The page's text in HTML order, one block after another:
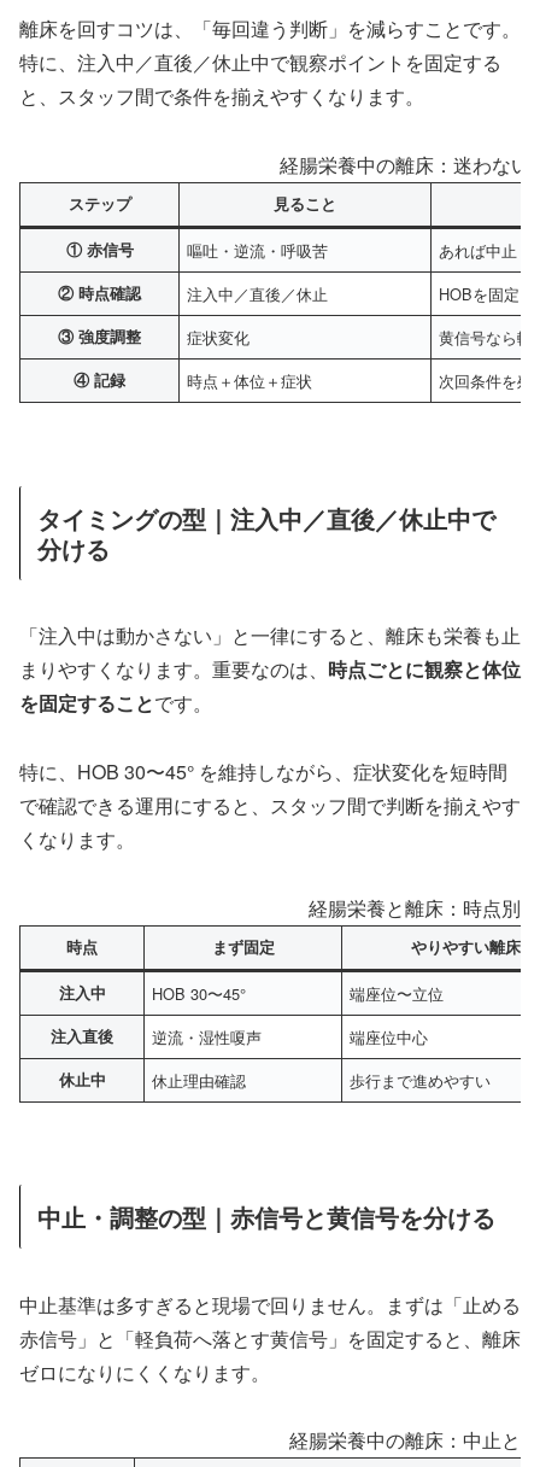
離床を回すコツは、「毎回違う判断」を減らすことです。
特に、注入中／直後／休止中で観察ポイントを固定する
と、スタッフ間で条件を揃えやすくなります。
経腸栄養中の離床：迷わない
ステップ 見ること
① 赤信号 嘔吐・逆流・呼吸苦 あれば中止
② 時点確認 注入中／直後／休止 HOBを固定
③ 強度調整 症状変化 黄信号なら軽
④ 記録 時点＋体位＋症状 次回条件を残
タイミングの型｜注入中／直後／休止中で
分ける
「注入中は動かさない」と一律にすると、離床も栄養も止
まりやすくなります。重要なのは、 時点ごとに観察と体位
を固定することです。
特に、HOB 30〜45° を維持しながら、症状変化を短時間
で確認できる運用にすると、スタッフ間で判断を揃えやす
くなります。
経腸栄養と離床：時点別
時点 まず固定 やりやすい離床
注入中 HOB 30〜45° 端座位〜立位
注入直後 逆流・湿性嗄声 端座位中心
休止中 休止理由確認 歩行まで進めやすい
中止・調整の型｜赤信号と黄信号を分ける
中止基準は多すぎると現場で回りません。まずは「止める
赤信号」と「軽負荷へ落とす黄信号」を固定すると、離床
ゼロになりにくくなります。
経腸栄養中の離床：中止と